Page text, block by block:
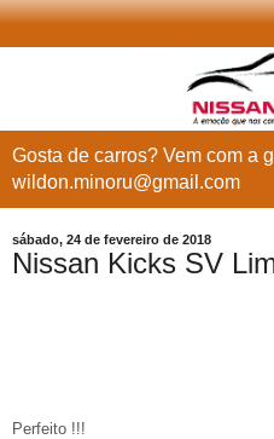
Gosta de carros? Vem com a
wildon.minoru@gmail.com
sábado, 24 de fevereiro de 2018
Nissan Kicks SV
Perfeito !!!